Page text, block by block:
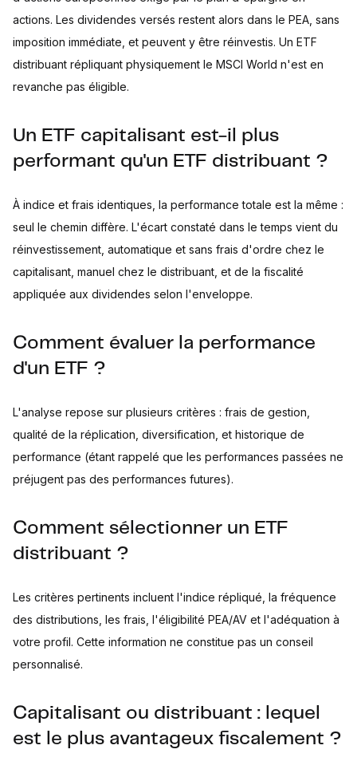
actions. Les dividendes versés restent alors dans le PEA, sans
imposition immédiate, et peuvent y être réinvestis. Un ETF
distribuant répliquant physiquement le MSCI World n'est en
revanche pas éligible.
Un ETF capitalisant est-il plus
performant qu'un ETF distribuant ?
À indice et frais identiques, la performance totale est la même :
seul le chemin diffère. L'écart constaté dans le temps vient du
réinvestissement, automatique et sans frais d'ordre chez le
capitalisant, manuel chez le distribuant, et de la fiscalité
appliquée aux dividendes selon l'enveloppe.
Comment évaluer la performance
d'un ETF ?
L'analyse repose sur plusieurs critères : frais de gestion,
qualité de la réplication, diversification, et historique de
performance (étant rappelé que les performances passées ne
préjugent pas des performances futures).
Comment sélectionner un ETF
distribuant ?
Les critères pertinents incluent l'indice répliqué, la fréquence
des distributions, les frais, l'éligibilité PEA/AV et l'adéquation à
votre profil. Cette information ne constitue pas un conseil
personnalisé.
Capitalisant ou distribuant : lequel
est le plus avantageux fiscalement ?